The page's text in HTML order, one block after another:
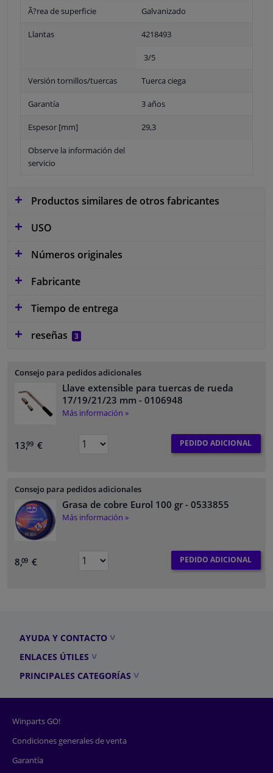
Ã?rea de superficie Galvanizado
Llantas 4218493
3/5
Versión tornillos/tuercas Tuerca ciega
Garantía 3 años
Espesor [mm] 29,3
Observe la información del
servicio
Productos similares de otros fabricantes
USO
Números originales
Fabricante
Tiempo de entrega
reseñas
3
Consejo para pedidos adicionales
Llave extensible para tuercas de rueda
17/19/21/23 mm - 0106948
Más información »
13,99 € PEDIDO ADICIONAL
Consejo para pedidos adicionales
Grasa de cobre Eurol 100 gr - 0533855
Más información »
8,09 € PEDIDO ADICIONAL
AYUDA Y CONTACTO
ENLACES ÚTILES
PRINCIPALES CATEGORÍAS
Winparts GO!
Condiciones generales de venta
Garantía